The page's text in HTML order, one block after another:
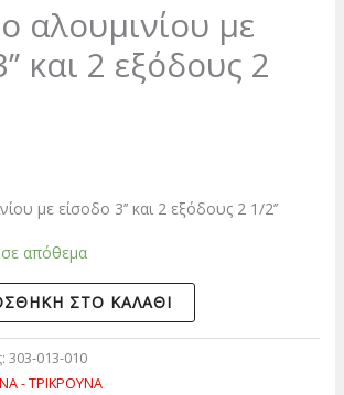
αλουμινίου με
και 2 εξόδους 2
με είσοδο 3’’ και 2 εξόδους 2 1/2’’
απόθεμα
ΣΤΟ ΚΑΛΆΘΙ
303-013-010
- ΤΡΙΚΡΟΥΝΑ